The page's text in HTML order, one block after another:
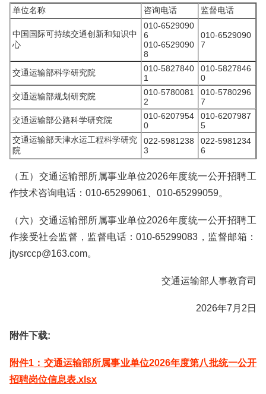
单位名称 咨询电话 监督电话
中国国际可持续交通创新和知识中
心
010-6529090
6
010-6529090
8
010-6529090
7
交通运输部科学研究院
010-5827840
1
010-5827846
0
交通运输部规划研究院
010-5780081
2
010-5780296
7
交通运输部公路科学研究院
010-6207954
0
010-6207987
5
交通运输部天津水运工程科学研究
院
022-5981238
3
022-5981234
6
（五）交通运输部所属事业单位2026年度统一公开招聘工
作技术咨询电话：010-65299061、010-65299059。
（六）交通运输部所属事业单位2026年度统一公开招聘工
作接受社会监督，监督电话：010-65299083，监督邮箱：
jtysrccp@163.com。
交通运输部人事教育司
2026年7月2日
附件下载:
附件1：交通运输部所属事业单位2026年度第八批统一公开
招聘岗位信息表.xlsx